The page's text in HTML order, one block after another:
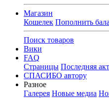
Магазин
Кошелек Пополнить
Поиск товаров
Вики
FAQ
Страницы Последняя
СПАСИБО автору
Разное
Галерея Новые медиа